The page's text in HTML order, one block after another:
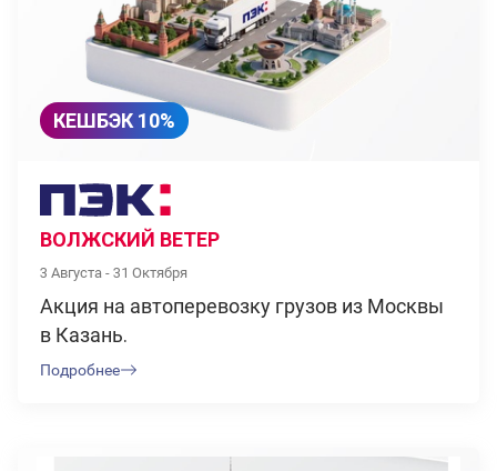
КЕШБЭК 10%
ВОЛЖСКИЙ ВЕТЕР
3 Августа - 31 Октября
Акция на автоперевозку грузов из Москвы
в Казань.
Подробнее